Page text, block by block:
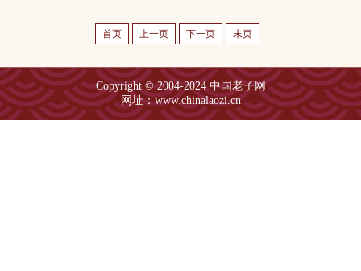
首页 上一页 下一页 末页
Copyright © 2004-2024 中国老子网
网址：www.chinalaozi.cn